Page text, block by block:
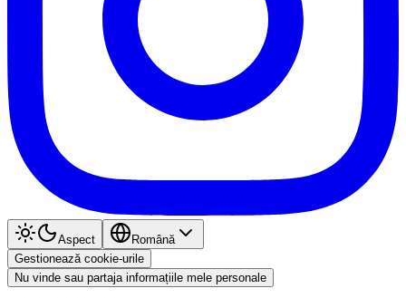
Aspect
Română
Gestionează cookie-urile
Nu vinde sau partaja informațiile mele personale